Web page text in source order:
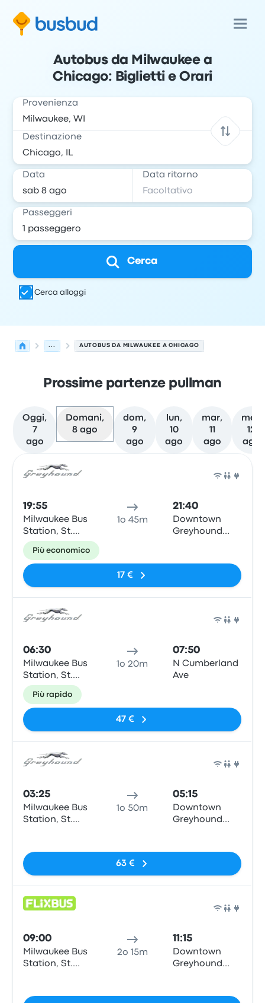
Autobus da Milwaukee a
Chicago: Biglietti e Orari
Provenienza
Destinazione
Data Data ritorno
Passeggeri
Cerca
Cerca alloggi
... AUTOBUS DA MILWAUKEE A CHICAGO
Prossime partenze pullman
Oggi,
7
ago
Domani,
8 ago
dom,
9
ago
lun,
10
ago
mar,
11
ago
mer,
12
ago
19:55
Milwaukee Bus
Station, St.
Paul & N6th
road.
1o 45m
21:40
Downtown
Greyhound
Più economico
17 €
06:30
Milwaukee Bus
Station, St.
Paul & N6th
road.
1o 20m
07:50
N Cumberland
Ave
Più rapido
47 €
03:25
Milwaukee Bus
Station, St.
1o 50m
05:15
Downtown
Greyhound
63 €
09:00
Milwaukee Bus
Station, St.
2o 15m
11:15
Downtown
Greyhound